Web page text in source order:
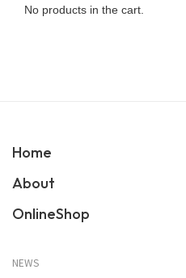
No products in the cart.
Home
About
OnlineShop
NEWS